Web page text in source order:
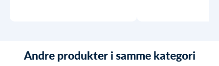
Andre produkter i samme kategori